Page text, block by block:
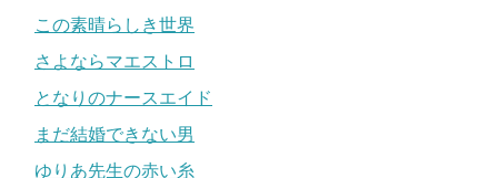
この素晴らしき世界
さよならマエストロ
となりのナースエイド
まだ結婚できない男
ゆりあ先生の赤い糸